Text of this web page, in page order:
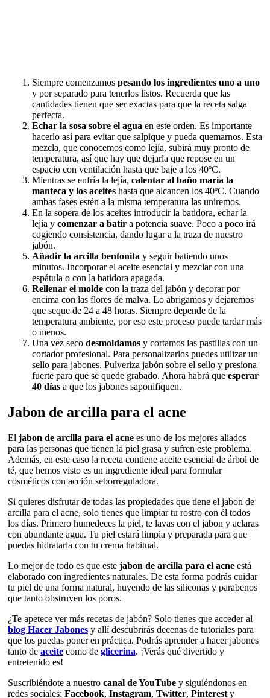
Siempre comenzamos pesando los ingredientes uno a uno
y por separado para tenerlos listos. Recuerda que las
cantidades tienen que ser exactas para que la receta salga
perfecta.
Echar la sosa sobre el agua en este orden. Es importante
hacerlo así para evitar que salpique y pueda quemarnos. Esta
mezcla, que conocemos como lejía, subirá muy pronto de
temperatura, así que hay que dejarla que repose en un
espacio con ventilación hasta que baje a los 40ºC.
Mientras se enfría la lejía, calentar al baño maría la
manteca y los aceites hasta que alcancen los 40ºC. Cuando
ambas fases estén a la misma temperatura las uniremos.
En la sopera de los aceites introducir la batidora, echar la
lejía y comenzar a batir a potencia suave. Poco a poco irá
cogiendo consistencia, dando lugar a la traza de nuestro
jabón.
Añadir la arcilla bentonita y seguir batiendo unos
minutos. Incorporar el aceite esencial y mezclar con una
espátula o con la batidora apagada.
Rellenar el molde con la traza del jabón y decorar por
encima con las flores de malva. Lo abrigamos y dejaremos
que seque de 24 a 48 horas. Siempre depende de la
temperatura ambiente, por eso este proceso puede tardar más
o menos.
Una vez seco desmoldamos y cortamos las pastillas con un
cortador profesional. Para personalizarlos puedes utilizar un
sello para jabones. Pulveriza jabón sobre el sello y presiona
fuerte para que se quede grabado. Ahora habrá que esperar
40 días a que los jabones saponifiquen.
Jabon de arcilla para el acne
El jabon de arcilla para el acne es uno de los mejores aliados
para las personas que tienen la piel grasa y sufren este problema.
Además, en este caso la receta contiene aceite esencial de árbol de
té, que hemos visto es un ingrediente ideal para formular
cosméticos con acción seborreguladora.
Si quieres disfrutar de todas las propiedades que tiene el jabon de
arcilla para el acne, solo tienes que limpiar tu rostro con él todos
los días. Primero humedeces la piel, te lavas con el jabon y aclaras
con abundante agua. Tu piel estará limpia y preparada para que
puedas hidratarla con tu crema habitual.
Lo mejor de todo es que este jabon de arcilla para el acne está
elaborado con ingredientes naturales. De esta forma podrás cuidar
tu piel de una forma natural, huyendo de las siliconas y parabenos
que tanto obstruyen los poros.
¿Te apetece ver más recetas de jabón? Solo tienes que acceder al
blog Hacer Jabones y allí descubrirás decenas de tutoriales para
que los puedas poner en práctica. Podrás aprender a hacer jabones
tanto de aceite como de glicerina. ¡Verás qué divertido y
entretenido es!
Suscribiéndote a nuestro canal de YouTube y siguiéndonos en
redes sociales: Facebook, Instagram, Twitter, Pinterest y